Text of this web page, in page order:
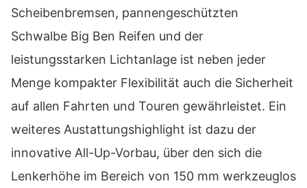
Scheibenbremsen, pannengeschützten
Schwalbe Big Ben Reifen und der
leistungsstarken Lichtanlage ist neben jeder
Menge kompakter Flexibilität auch die Sicherheit
auf allen Fahrten und Touren gewährleistet. Ein
weiteres Austattungshighlight ist dazu der
innovative All-Up-Vorbau, über den sich die
Lenkerhöhe im Bereich von 150 mm werkzeuglos